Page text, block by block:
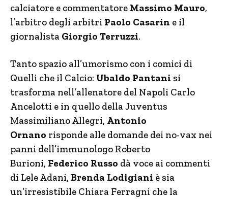
calciatore e commentatore Massimo Mauro,
l’arbitro degli arbitri Paolo Casarin e il
giornalista Giorgio Terruzzi.
Tanto spazio all’umorismo con i comici di
Quelli che il Calcio: Ubaldo Pantani si
trasforma nell’allenatore del Napoli Carlo
Ancelotti e in quello della Juventus
Massimiliano Allegri, Antonio
Ornano risponde alle domande dei no-vax nei
panni dell’immunologo Roberto
Burioni, Federico Russo dà voce ai commenti
di Lele Adani, Brenda Lodigiani è sia
un’irresistibile Chiara Ferragni che la